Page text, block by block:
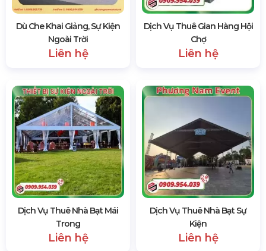
Dịch Vụ Thuê Nhà Bạt Mái
Trong
Dịch Vụ Thuê Nhà Bạt Sự
Kiện
Dịch Vụ Thuê Bàn Ghế Tiệc
Liên hệ
Tổ Chức Tiệc Khai Xuân Cho
Doanh Nghiệp